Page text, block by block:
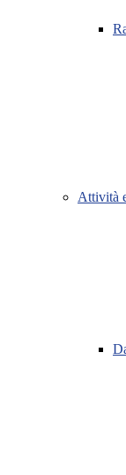
Attività